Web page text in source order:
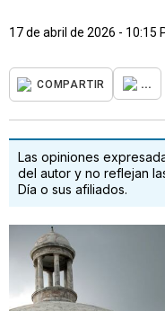
17 de abril de 2026 - 10:15
COMPARTIR ...
Las opiniones
del autor y no reflejan
Día o sus afiliados.